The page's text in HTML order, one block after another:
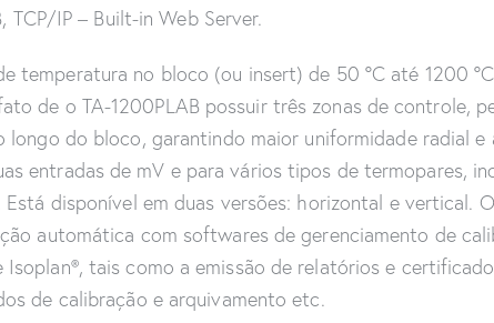
TCP/IP – Built-in Web Server.
temperatura no bloco (ou insert) de 50 ºC até 1200
de o TA-1200PLAB possuir três zonas de controle,
do bloco, garantindo maior uniformidade radial e
entradas de mV e para vários tipos de termopares,
disponível em duas versões: horizontal e vertical.
automática com softwares de gerenciamento de
tais como a emissão de relatórios e
de calibração e arquivamento etc.